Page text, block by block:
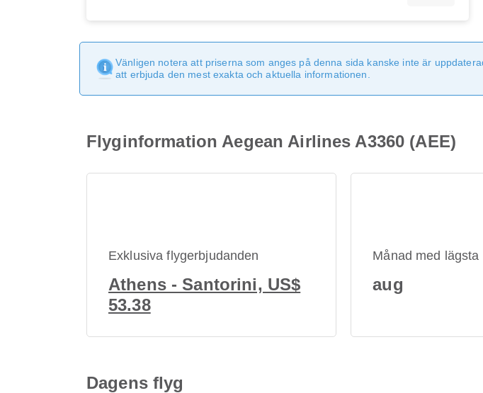
Vänligen notera att priserna som anges på denna sida kanske inte är
att erbjuda den mest exakta och aktuella informationen.
Flyginformation Aegean Airlines A3360 (AEE)
Exklusiva flygerbjudanden
Athens - Santorini, US$
53.38
Månad med lägsta
aug
Dagens flyg